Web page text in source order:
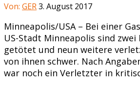
Von: GER3. August 2017
Minneapolis/USA – Bei einer
US-Stadt Minneapolis sind zwei
getötet und neun weitere
von ihnen schwer. Nach
war noch ein Verletzter in